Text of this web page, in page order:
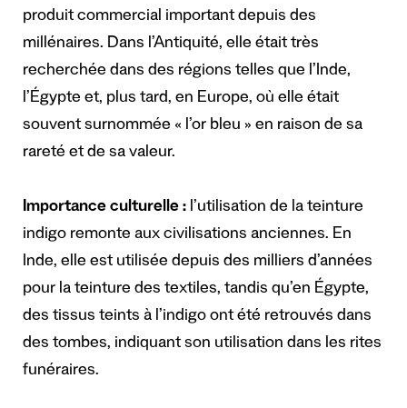
produit commercial important depuis des
millénaires. Dans l’Antiquité, elle était très
recherchée dans des régions telles que l’Inde,
l’Égypte et, plus tard, en Europe, où elle était
souvent surnommée « l’or bleu » en raison de sa
rareté et de sa valeur.
Importance culturelle : l’utilisation de la teinture
indigo remonte aux civilisations anciennes. En
Inde, elle est utilisée depuis des milliers d’années
pour la teinture des textiles, tandis qu’en Égypte,
des tissus teints à l’indigo ont été retrouvés dans
des tombes, indiquant son utilisation dans les rites
funéraires.